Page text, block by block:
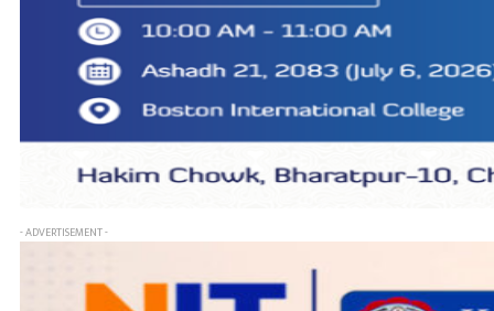
- ADVERTISEMENT -